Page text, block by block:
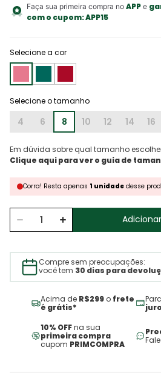
Faça sua primeira compra no APPe
com o cupom:APP15
Selecione a cor
4 6 8 10 12 14 16
Em dúvida sobre qual tamanho
Corra! Resta apenas 1 unidade desse
Compre sem preocupações:
você tem 30 dias para
Acima de R$299 o frete
é grátis*
10% OFFna sua
primeira compra
cupom PRIMCOMPRA